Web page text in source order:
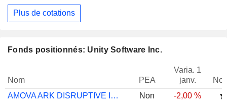
Plus de cotations
Fonds positionnés: Unity Software Inc.
Nom PEA
Varia. 1
janv.
AMOVA ARK DISRUPTIVE INNOVATION A EUR
Non -2,00 %